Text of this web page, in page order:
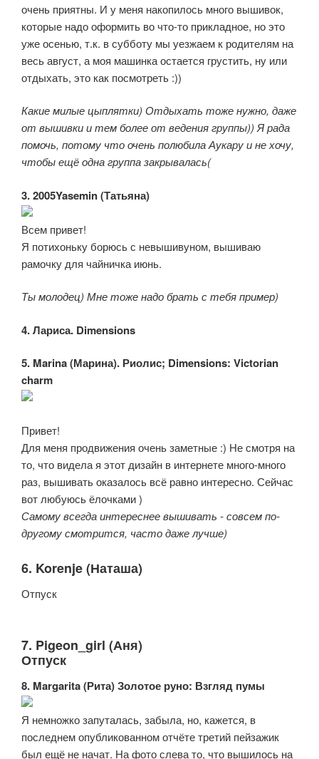
очень приятны. И у меня накопилось много вышивок,
которые надо оформить во что-то прикладное, но это
уже осенью, т.к. в субботу мы уезжаем к родителям на
весь август, а моя машинка остается грустить, ну или
отдыхать, это как посмотреть :))
Какие милые цыплятки) Отдыхать тоже нужно, даже
от вышивки и тем более от ведения группы)) Я рада
помочь, потому что очень полюбила Аукару и не хочу,
чтобы ещё одна группа закрывалась(
3. 2005Yasemin (Татьяна)
Всем привет!
Я потихоньку борюсь с невышивуном, вышиваю
рамочку для чайничка июнь.
Ты молодец) Мне тоже надо брать с тебя пример)
4. Лариса. Dimensions
5. Marina (Марина). Риолис; Dimensions: Victorian
charm
Привет!
Для меня продвижения очень заметные :) Не смотря на
то, что видела я этот дизайн в интернете много-много
раз, вышивать оказалось всё равно интересно. Сейчас
вот любуюсь ёлочками )
Самому всегда интереснее вышивать - совсем по-
другому смотрится, часто даже лучше)
6. Korenje (Наташа)
Отпуск
7. Pigeon_girl (Аня)
Отпуск
8. Margarita (Рита) Золотое руно: Взгляд пумы
Я немножко запуталась, забыла, но, кажется, в
последнем опубликованном отчёте третий пейзажик
был ещё не начат. На фото слева то, что вышилось на